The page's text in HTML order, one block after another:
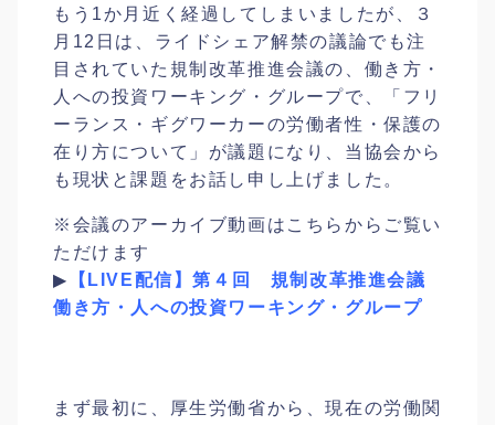
もう1か月近く経過してしまいましたが、３
月12日は、ライドシェア解禁の議論でも注
目されていた規制改革推進会議の、働き方・
人への投資ワーキング・グループで、「フリ
ーランス・ギグワーカーの労働者性・保護の
在り方について」が議題になり、当協会から
も現状と課題をお話し申し上げました。
※会議のアーカイブ動画はこちらからご覧い
ただけます
▶ 【LIVE配信】第４回 規制改革推進会議
働き方・人への投資ワーキング・グループ
まず最初に、厚生労働省から、現在の労働関